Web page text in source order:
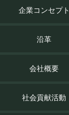
企業コンセプト
沿革
会社概要
社会貢献活動